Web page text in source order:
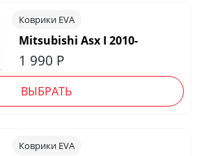
Коврики EVA
Mitsubishi Asx I 2010-
1 990 Р
ВЫБРАТЬ
Коврики EVA